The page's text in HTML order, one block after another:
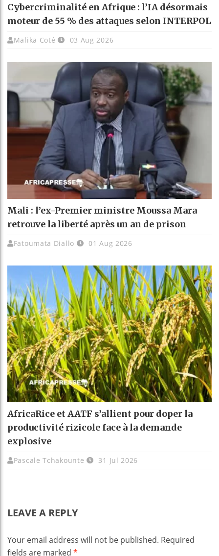
Cybercriminalité en Afrique : l’IA désormais
moteur de 55 % des attaques selon INTERPOL
Malika Coté 03 Aug 2026
Mali : l’ex-Premier ministre Moussa Mara
retrouve la liberté après un an de prison
Fatoumata Diallo 01 Aug 2026
AfricaRice et AATF s’allient pour doper la
productivité rizicole face à la demande
explosive
Pascale Tchakounte 31 Jul 2026
LEAVE A REPLY
Your email address will not be published. Required
fields are marked *